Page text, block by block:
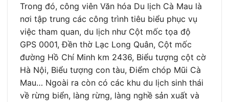
Trong đó, công viên Văn hóa Du lịch Cà Mau là
nơi tập trung các công trình tiêu biểu phục vụ
việc tham quan, du lịch như Cột mốc tọa độ
GPS 0001, Đền thờ Lạc Long Quân, Cột mốc
đường Hồ Chí Minh km 2436, Biểu tượng cột cờ
Hà Nội, Biểu tượng con tàu, Điểm chóp Mũi Cà
Mau… Ngoài ra còn có các khu du lịch sinh thái
về rừng biển, làng rừng, làng nghề sản xuất và